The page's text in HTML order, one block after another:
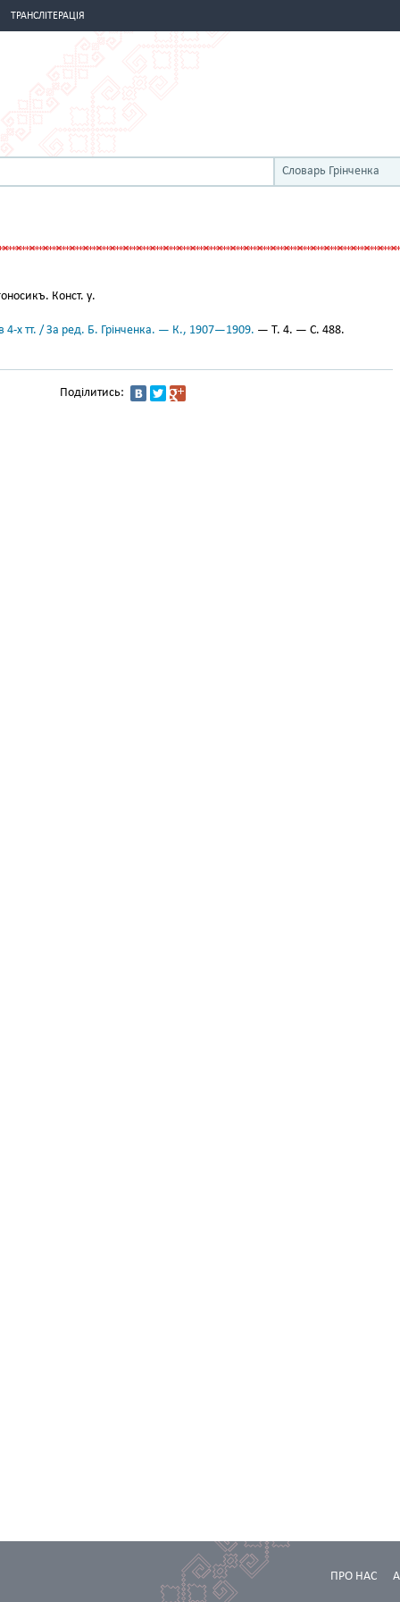
ТРАНСЛІТЕРАЦІЯ
Словарь Грінченка
Конст. у.
4-х тт. / За ред. Б. Грінченка. — К., 1907—1909. — Т. 4. — С. 488.
Поділитись:
ПРО НАС